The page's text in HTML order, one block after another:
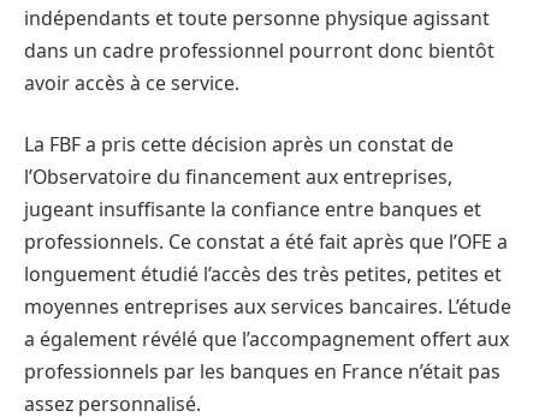
indépendants et toute personne physique agissant
dans un cadre professionnel pourront donc bientôt
avoir accès à ce service.
La FBF a pris cette décision après un constat de
l’Observatoire du financement aux entreprises,
jugeant insuffisante la confiance entre banques et
professionnels. Ce constat a été fait après que l’OFE a
longuement étudié l’accès des très petites, petites et
moyennes entreprises aux services bancaires. L’étude
a également révélé que l’accompagnement offert aux
professionnels par les banques en France n’était pas
assez personnalisé.